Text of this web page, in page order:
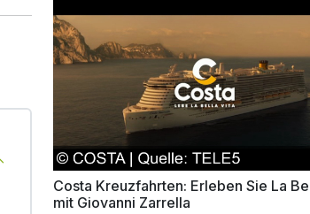
Costa Kreuzfahrten: Erleben Sie La
mit Giovanni Zarrella